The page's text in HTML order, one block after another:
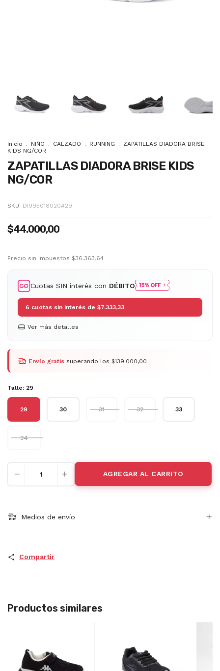
Inicio . NIÑO . CALZADO . RUNNING .
ZAPATILLAS DIADORA BRISE
KIDS NG/COR
ZAPATILLAS DIADORA BRISE KIDS
NG/COR
SKU: DI995018020#29
$44.000,00
Precio sin impuestos $36.363,64
Cuotas SIN interés con DÉBITO
6 cuotas sin interés de $7.333,33
Ver más detalles
Envío gratis superando los $139.000,00
Talle: 29
29 30 31 32 33
34
Medios de envío
Compartir
Productos similares